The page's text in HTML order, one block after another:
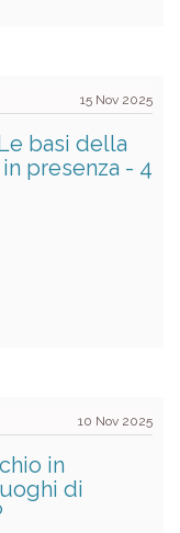
15 Nov 2025
basi della
presenza - 4
10 Nov 2025
in
di